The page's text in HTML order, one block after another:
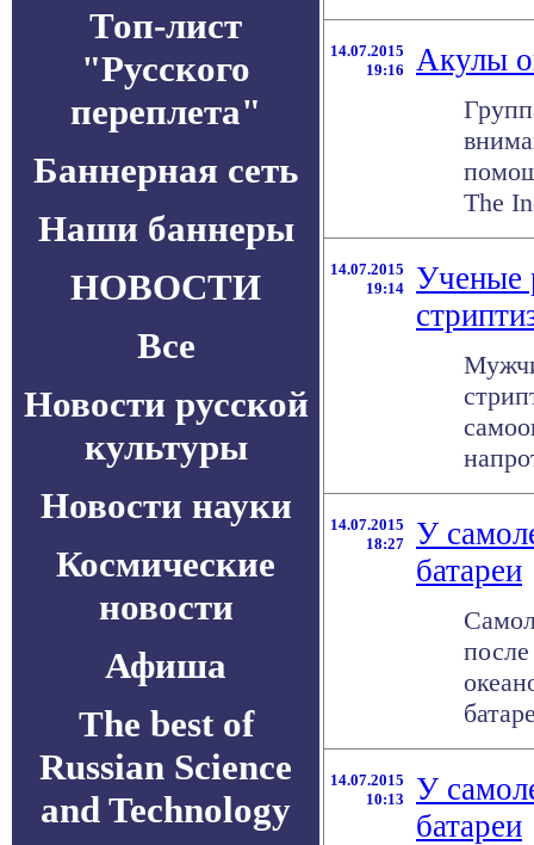
Топ-лист
"Русского
переплета"
Баннерная сеть
Наши баннеры
НОВОСТИ
Все
Новости русской
культуры
Новости науки
Космические
новости
Афиша
The best of
Russian Science
and Technology
14.07.2015
19:16
Акулы
The
14.07.2015
19:14
Ученые
14.07.2015
18:27
У
батареи
14.07.2015
10:13
У
батареи